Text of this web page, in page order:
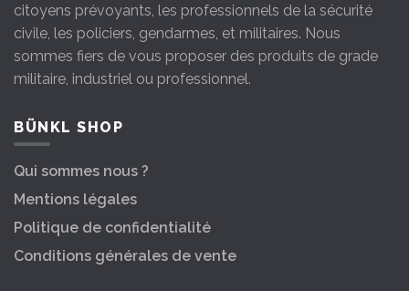
citoyens prévoyants, les professionnels de la sécurité
civile, les policiers, gendarmes, et militaires. Nous
sommes fiers de vous proposer des produits de grade
militaire, industriel ou professionnel.
BÜNKL SHOP
Qui sommes nous ?
Mentions légales
Politique de confidentialité
Conditions générales de vente